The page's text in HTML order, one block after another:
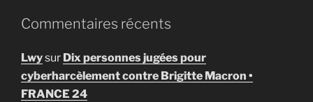
Commentaires récents
Lwysur Dix personnes jugées pour
cyberharcèlement contre Brigitte Macron •
FRANCE 24